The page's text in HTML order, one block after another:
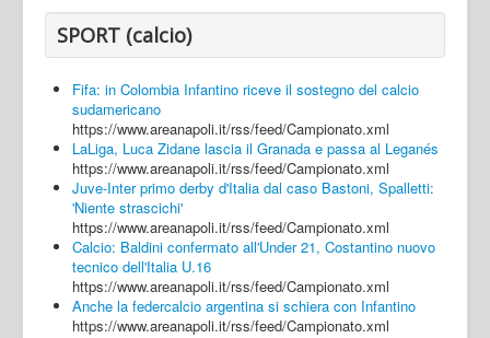
SPORT (calcio)
Fifa: in Colombia Infantino riceve il sostegno del calcio
sudamericano
https://www.areanapoli.it/rss/feed/Campionato.xml
LaLiga, Luca Zidane lascia il Granada e passa al Leganés
https://www.areanapoli.it/rss/feed/Campionato.xml
Juve-Inter primo derby d'Italia dal caso Bastoni, Spalletti:
'Niente strascichi'
https://www.areanapoli.it/rss/feed/Campionato.xml
Calcio: Baldini confermato all'Under 21, Costantino nuovo
tecnico dell'Italia U.16
https://www.areanapoli.it/rss/feed/Campionato.xml
Anche la federcalcio argentina si schiera con Infantino
https://www.areanapoli.it/rss/feed/Campionato.xml